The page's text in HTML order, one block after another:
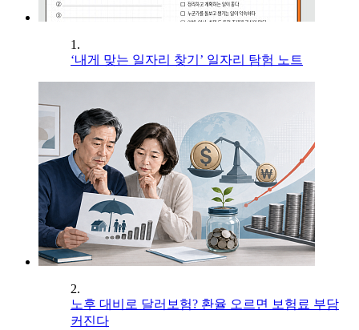
1.
‘내게 맞는 일자리 찾기’ 일자리 탐험 노트
2.
노후 대비로 달러보험? 환율 오르면 보험료 부담
커진다